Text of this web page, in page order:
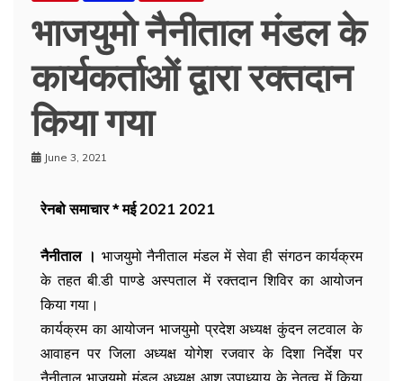
भाजयुमो नैनीताल मंडल के
कार्यकर्ताओं द्वारा रक्तदान
किया गया
June 3, 2021
रेनबो समाचार * मई 2021 2021
नैनीताल । भाजयुमो नैनीताल मंडल में सेवा ही संगठन कार्यक्रम
के तहत बी.डी पाण्डे अस्पताल में रक्तदान शिविर का आयोजन
किया गया।
कार्यक्रम का आयोजन भाजयुमो प्रदेश अध्यक्ष कुंदन लटवाल के
आवाहन पर जिला अध्यक्ष योगेश रजवार के दिशा निर्देश पर
नैनीताल भाजयुमो मंडल अध्यक्ष आशु उपाध्याय के नेतृत्व में किया